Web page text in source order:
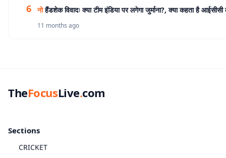
नोहैंडशेक विवादः क्या टीम इंडिया पर लगेगा जुर्माना?, क्या कहता है आईसीसी
11 months ago
TheFocusLive.com
Sections
CRICKET